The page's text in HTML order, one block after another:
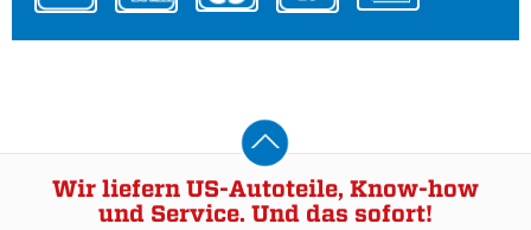
Wir liefern US-Autoteile, Know-how
und Service. Und das sofort!